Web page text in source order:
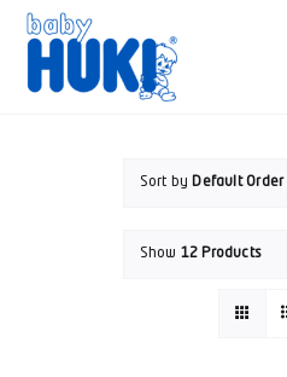
Skip
content
Sort by Default Order
Show 12 Products